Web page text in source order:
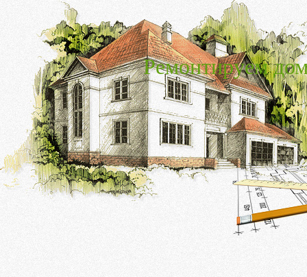
Ремонтируем